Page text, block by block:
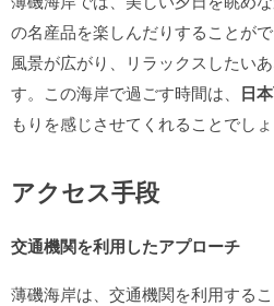
の名産品を楽しんだりすることが
風景が広がり、リラックスしたい
す。この海岸で過ごす時間は、 日
もりを感じさせてくれることでしょ
アクセス手段
交通機関を利用したアプローチ
薄磯海岸は、交通機関を利用する